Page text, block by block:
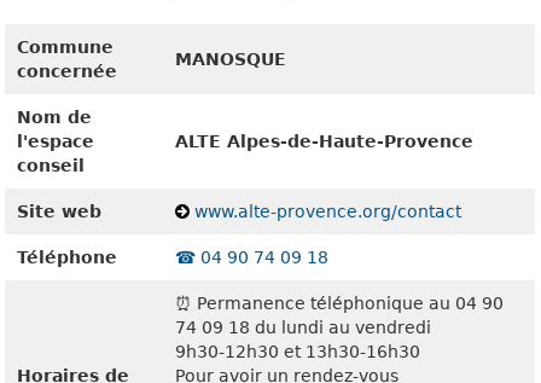
Commune
concernée
MANOSQUE
Nom de
l'espace
conseil
ALTE Alpes-de-Haute-Provence
Site web www.alte-provence.org/contact
Téléphone ☎️ 04 90 74 09 18
Horaires de
⏰ Permanence téléphonique au 04 90
74 09 18 du lundi au vendredi
9h30-12h30 et 13h30-16h30
Pour avoir un rendez-vous